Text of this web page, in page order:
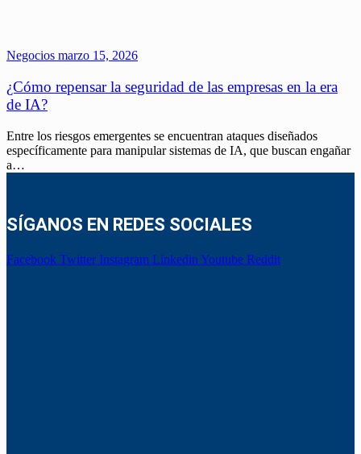
Negocios marzo 15, 2026
¿Cómo repensar la seguridad de las empresas en la era
de IA?
Entre los riesgos emergentes se encuentran ataques diseñados
específicamente para manipular sistemas de IA, que buscan engañar
a…
SÍGANOS EN REDES SOCIALES
Facebook Twitter Instagram Linkedin Youtube Reddit